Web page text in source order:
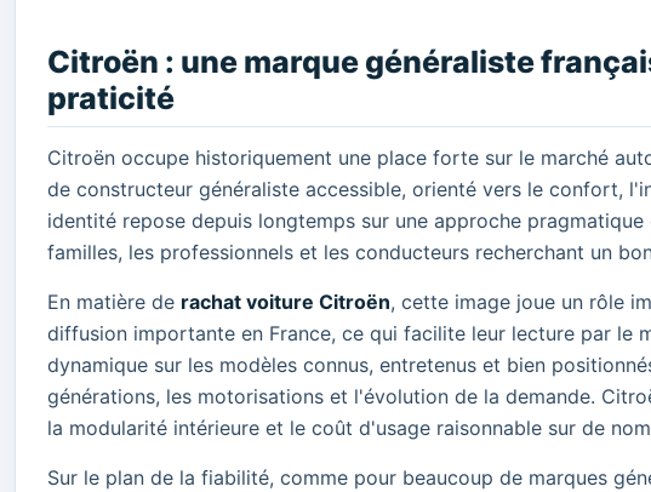
Citroën : une marque généraliste
praticité
Citroën occupe historiquement une place forte sur le marché
de constructeur généraliste accessible, orienté vers le confort,
identité repose depuis longtemps sur une approche
familles, les professionnels et les conducteurs recherchant un
En matière de rachat voiture Citroën, cette image joue un rôle
diffusion importante en France, ce qui facilite leur lecture par le
dynamique sur les modèles connus, entretenus et bien
générations, les motorisations et l'évolution de la demande.
la modularité intérieure et le coût d'usage raisonnable sur de
Sur le plan de la fiabilité, comme pour beaucoup de marques